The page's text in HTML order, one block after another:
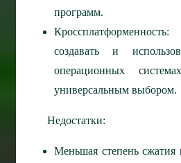
программ.
создавать и
операционных
универсальным выбором.
Недостатки:
Меньшая степень